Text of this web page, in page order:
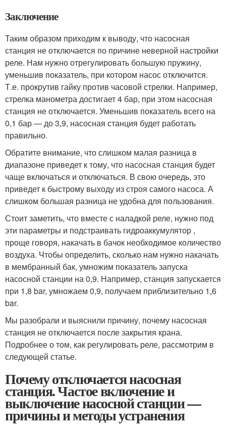
Заключение
Таким образом приходим к выводу, что насосная
станция не отключается по причине неверной настройки
реле. Нам нужно отрегулировать большую пружину,
уменьшив показатель, при котором насос отключится.
Т.е. прокрутив гайку против часовой стрелки. Например,
стрелка манометра достигает 4 бар, при этом насосная
станция не отключается. Уменьшив показатель всего на
0,1 бар — до 3,9, насосная станция будет работать
правильно.
Обратите внимание, что слишком малая разница в
диапазоне приведет к тому, что насосная станция будет
чаще включаться и отключаться. В свою очередь, это
приведет к быстрому выходу из строя самого насоса. А
слишком большая разница не удобна для пользования.
Стоит заметить, что вместе с наладкой реле, нужно под
эти параметры и подстраивать гидроаккумулятор ,
проще говоря, накачать в бачок необходимое количество
воздуха. Чтобы определить, сколько нам нужно накачать
в мембранный бак, умножим показатель запуска
насосной станции на 0,9. Например, станция запускается
при 1,8 bar, умножаем 0,9, получаем приблизительно 1,6
bar.
Мы разобрали и выяснили причину, почему насосная
станция не отключается после закрытия крана.
Подробнее о том, как регулировать реле, рассмотрим в
следующей статье.
Почему отключается насосная
станция. Частое включение и
выключение насосной станции —
причины и методы устранения